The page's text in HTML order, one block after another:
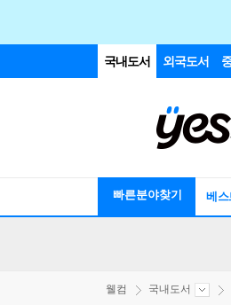
국내도서 외국도서
빠른분야찾기 베스
웰컴 국내도서